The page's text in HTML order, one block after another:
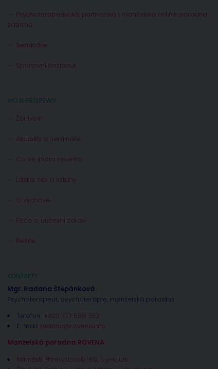
Psychoterapeutická, partnerská i manželská online poradna
zdarma
Semináře
Sportovní terapeut
MOJE PŘÍSPĚVKY
Žárlivost
Aktuality a semináře
Co se jinam nevešlo
Láska, sex a vztahy
O výchově
Péče o duševní zdraví
Řešíte
KONTAKTY
Mgr. Radana Štěpánková
Psychoterapeut, psychoterapie, manželská poradna
Telefon: +420 777 588 352
E-mail: radana@rovena.info
Manželská poradna ROVENA
Náměstí Přemyslovců 169, Nymburk